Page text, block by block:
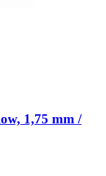
1,75 mm /